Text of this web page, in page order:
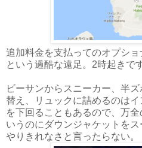
追加料金を支払ってのオプシ
という過酷な遠足。2時起きで
ビーサンからスニーカー、半
替え、リュックに詰めるのは
を下回ることもあるので、万
いうのにダウンジャケットを
やりきれなさと言ったらない。